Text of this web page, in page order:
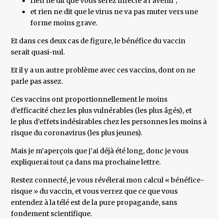
et rien ne dit que le virus ne va pas muter vers une
forme moins grave.
Et dans ces deux cas de figure, le bénéfice du vaccin
serait quasi-nul.
Et il y a un autre problème avec ces vaccins, dont on ne
parle pas assez.
Ces vaccins ont proportionnellement le moins
d’efficacité chez les plus vulnérables (les plus âgés), et
le plus d’effets indésirables chez les personnes les moins à
risque du coronavirus (les plus jeunes).
Mais je m’aperçois que j’ai déjà été long, donc je vous
expliquerai tout ça dans ma prochaine lettre.
Restez connecté, je vous révélerai mon calcul « bénéfice-
risque » du vaccin, et vous verrez que ce que vous
entendez à la télé est de la pure propagande, sans
fondement scientifique.